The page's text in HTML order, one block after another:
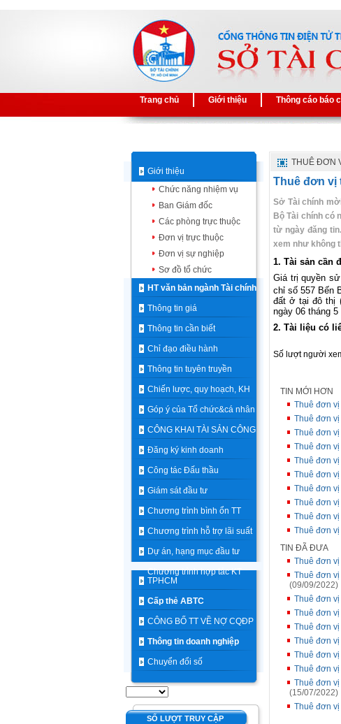
Trang chủ Giới thiệu Thông cáo báo
Giới thiệu
Chức năng nhiệm vụ
Ban Giám đốc
Các phòng trực thuộc
Đơn vị trực thuộc
Đơn vị sự nghiệp
Sơ đồ tổ chức
HT văn bản ngành Tài chính
Thông tin giá
Thông tin cần biết
Chỉ đạo điều hành
Thông tin tuyên truyền
Chiến lược, quy hoạch, KH
Góp ý của Tổ chức&cá nhân
CÔNG KHAI TÀI SẢN CÔNG
Đăng ký kinh doanh
Công tác Đấu thầu
Giám sát đầu tư
Chương trình bình ổn TT
Chương trình hỗ trợ lãi suất
Dự án, hạng mục đầu tư
Chương trình hợp tác KT
TPHCM
Cấp thẻ ABTC
CÔNG BỐ TT VỀ NỢ CQĐP
Thông tin doanh nghiệp
Chuyển đổi số
SỐ LƯỢT TRUY CẬP
THUÊ ĐƠN
Thuê đơn vị
Sở Tài chính
Bộ Tài chính có
từ ngày đăng
xem như không
1. Tài sản cần
Giá trị quyền
chỉ số 557 Bến
đất ở tại đô thị
ngày 06 tháng 5
2. Tài liệu có
Số lượt người
TIN MỚI HƠN
Thuê đơn
Thuê đơn
Thuê đơn
Thuê đơn
Thuê đơn
Thuê đơn
Thuê đơn
Thuê đơn
Thuê đơn
Thuê đơn
TIN ĐÃ ĐƯA
Thuê đơn vị
Thuê đơn
(09/09/2022)
Thuê đơn
Thuê đơn
Thuê đơn
Thuê đơn
Thuê đơn
Thuê đơn
Thuê đơn
(15/07/2022)
Thuê đơn